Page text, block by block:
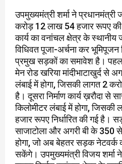
उपमुख्यमंत्री शर्मा ने
करोड़ 12 लाख 54 हजार रूपए की
कार्य का वनांचल क्षेत्र के स्थानीय
विधिवत पूजा-अर्चना कर भूमिपूजन
प्रमुख सड़कों का समावेश है।
मेन रोड खरिया मांदीभाटाखुर्द से
लंबाई में होगा, जिसकी लागत 2
है। दूसरा निर्माण कार्य ख़रौदा से
किलोमीटर लंबाई में होगा,
हजार रूपए निर्धारित की गई है।
साजाटोला और अगरी बी के 350
होगा, जो अब बेहतर सड़क नेटवर्क
सकेंगे। उपमुख्यमंत्री विजय शर्मा